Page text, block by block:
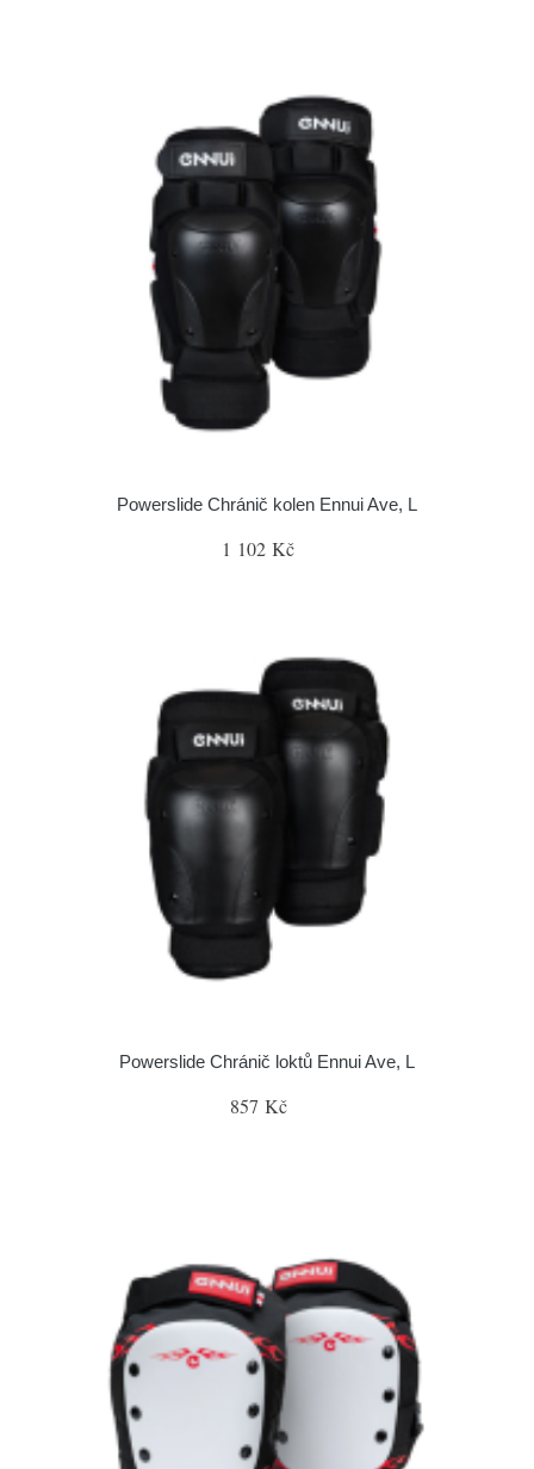
Powerslide Chránič kolen Ennui Ave, L
1 102 Kč
Powerslide Chránič loktů Ennui Ave, L
857 Kč